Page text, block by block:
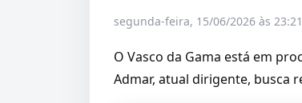
segunda-feira, 15/06/2026 às 23:21
O Vasco da Gama está em
Admar, atual dirigente, busca